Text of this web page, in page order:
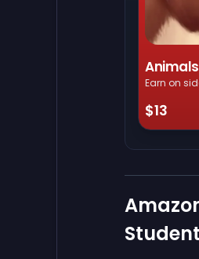
Earn on
$13
Student